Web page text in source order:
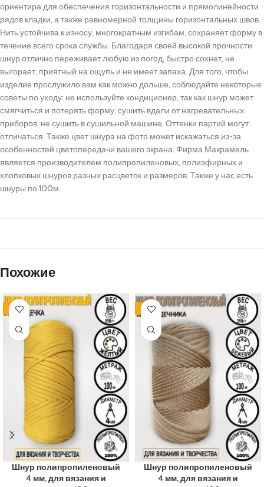
ориентира для обеспечения горизонтальности и прямолинейности
рядов кладки, а также равномерной толщины горизонтальных швов.
Нить устойчива к износу, многократным изгибам, сохраняет форму в
течение всего срока службы. Благодаря своей высокой прочности
шнур отлично переживает любую из погод, быстро сохнет, не
выгорает, приятный на ощупь и не имеет запаха. Для того, чтобы
изделие прослужило вам как можно дольше, соблюдайте некоторые
советы по уходу: не используйте кондиционер, так как шнур может
смягчиться и потерять форму, сушить вдали от нагревательных
приборов, не сушить в сушильной машине. Оттенки партий могут
отличаться. Также цвет шнура на фото может искажаться из-за
особенностей цветопередачи вашего экрана. Фирма Макрамель
является производителем полипропиленовых, полиэфирных и
хлопковых шнуров разных расцветок и размеров. Также у нас есть
шнуры по 100м.
Похожие
-14%
ПОЛИПРОПИЛЕН
Шнур полипропиленовый
4 мм, для вязания и
-13%
ПОЛИПРОПИЛЕН
Шнур полипропиленовый
4 мм, для вязания и